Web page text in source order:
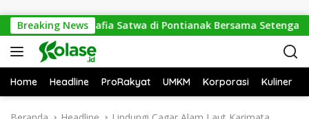
Breaking News
Mafia Satwa di Pontianak Bersama Setengah Ton Sisik
Home Headline ProRakyat UMKM Korporasi Kuliner